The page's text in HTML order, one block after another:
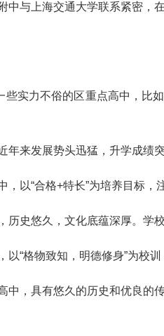
中与上海交通大学联系紧密
些实力不俗的区重点高中，比如
年来发展势头迅猛，升学成绩
，以“合格+特长”为培养目标，
历史悠久，文化底蕴深厚。学
以“格物致知，明德修身”为校
中，具有悠久的历史和优良的